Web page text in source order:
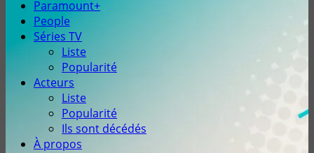
Paramount+
People
Séries TV
Liste
Popularité
Acteurs
Liste
Popularité
Ils sont décédés
À propos